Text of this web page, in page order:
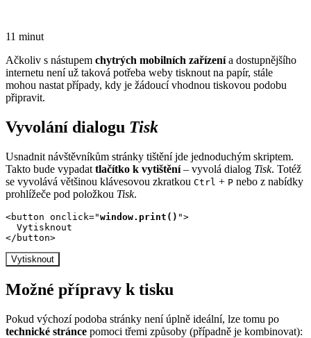
11 minut
Ačkoliv s nástupem chytrých mobilních zařízenía dostupnějšího
internetu není už taková potřeba weby tisknout na papír, stále
mohou nastat případy, kdy je žádoucí vhodnou tiskovou podobu
připravit.
Vyvolání dialogu Tisk
Usnadnit návštěvníkům stránky tištění jde jednoduchým skriptem.
Takto bude vypadat tlačítko k vytištění– vyvolá dialog Tisk. Totéž
se vyvolává většinou klávesovou zkratkou Ctrl + P nebo z nabídky
prohlížeče pod položkou Tisk.
<button onclick="window.print() ">
  Vytisknout
</button>
Vytisknout
Možné přípravy k tisku
Pokud výchozí podoba stránky není úplně ideální, lze tomu po
technické stránce pomoci třemi způsoby (případně je kombinovat):